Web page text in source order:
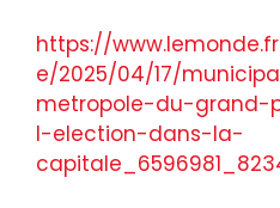
https://
e/2025/04/17/
metropole-du-grand-
l-election-dans-la-